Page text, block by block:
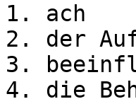
1. ach
2. der
3.
4. die